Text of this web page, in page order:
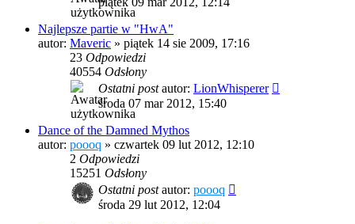
Najlepsze partie w "HwA"
autor: Maveric » piątek 14 sie 2009, 17:16
23 Odpowiedzi
40554 Odsłony
Ostatni postautor: LionWhisperer
środa 07 mar 2012, 15:40
Dance of the Damned Mythos
autor: poooq » czwartek 09 lut 2012, 12:10
2 Odpowiedzi
15251 Odsłony
Ostatni postautor: poooq
środa 29 lut 2012, 12:04